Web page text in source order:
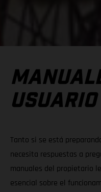
USUARIO
Tanto si se está
necesita respuestas a
manuales del propietario
esencial sobre el